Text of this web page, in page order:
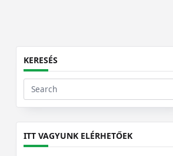
KERESÉS
Search
for:
ITT VAGYUNK ELÉRHETŐEK